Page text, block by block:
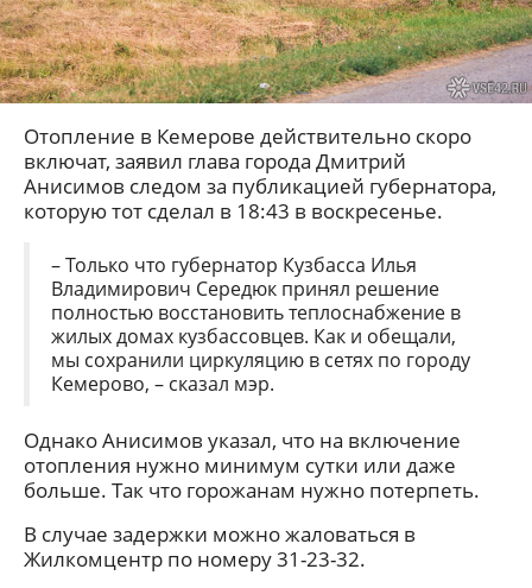
Отопление в Кемерове действительно скоро
включат, заявил глава города Дмитрий
Анисимов следом за публикацией губернатора,
которую тот сделал в 18:43 в воскресенье.
– Только что губернатор Кузбасса Илья
Владимирович Середюк принял решение
полностью восстановить теплоснабжение в
жилых домах кузбассовцев. Как и обещали,
мы сохранили циркуляцию в сетях по городу
Кемерово, – сказал мэр.
Однако Анисимов указал, что на включение
отопления нужно минимум сутки или даже
больше. Так что горожанам нужно потерпеть.
В случае задержки можно жаловаться в
Жилкомцентр по номеру 31-23-32.